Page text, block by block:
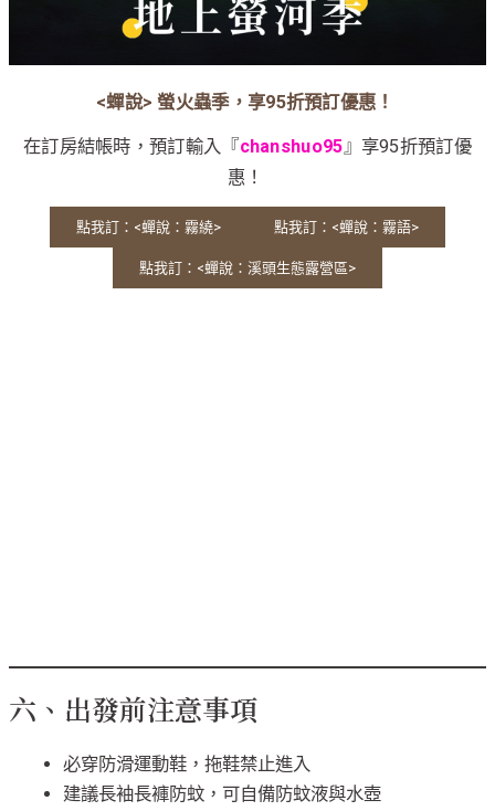
<蟬說> 螢火蟲季，享95折預訂優惠！
在訂房結帳時，預訂輸入『chanshuo95』享95折預訂優
惠！
點我訂：<蟬說：霧繞> 點我訂：<蟬說：霧語>
點我訂：<蟬說：溪頭生態露營區>
六、出發前注意事項
必穿防滑運動鞋，拖鞋禁止進入
建議長袖長褲防蚊，可自備防蚊液與水壺